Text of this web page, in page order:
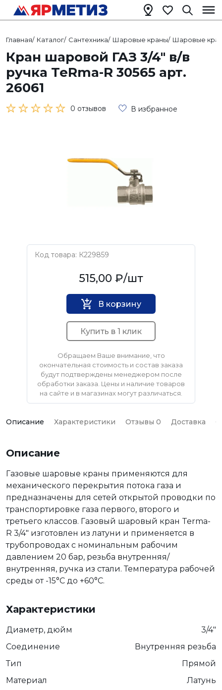
Главная/ Каталог/ Сантехника/ Шаровые краны/ Шаровые
Кран шаровой ГАЗ 3/4" в/в
ручка TeRma-R 30565 арт.
26061
0 отзывов В избранное
Код товара: К229859
515,00 ₽/шт
В корзину
Купить в 1 клик
Обращаем Ваше внимание, что
окончательная стоимость и состав заказа
будут подтверждены менеджером после
обработки заказа. Цены и наличие товаров
на сайте и в магазинах могут различаться.
Описание Характеристики Отзывы 0 Доставка
Описание
Газовые шаровые краны применяются для
механического перекрытия потока газа и
предназначены для сетей открытой проводки по
транспортировке газа первого, второго и
третьего классов. Газовый шаровый кран Terma-
R 3/4" изготовлен из латуни и применяется в
трубопроводах с номинальным рабочим
давлением 20 бар, резьба внутренняя/
внутренняя, ручка из стали. Температура рабочей
среды от -15°С до +60°С.
Характеристики
Диаметр, дюйм
3/4"
Соединение
Внутренняя резьба
Тип
Прямой
Материал
Латунь